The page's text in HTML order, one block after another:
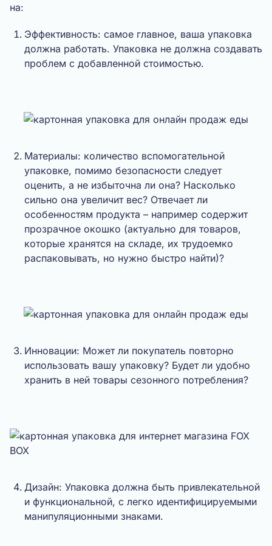
на:
Эффективность: самое главное, ваша упаковка
должна работать. Упаковка не должна создавать
проблем с добавленной стоимостью.
Материалы: количество вспомогательной
упаковке, помимо безопасности следует
оценить, а не избыточна ли она? Насколько
сильно она увеличит вес? Отвечает ли
особенностям продукта – например содержит
прозрачное окошко (актуально для товаров,
которые хранятся на складе, их трудоемко
распаковывать, но нужно быстро найти)?
Инновации: Может ли покупатель повторно
использовать вашу упаковку? Будет ли удобно
хранить в ней товары сезонного потребления?
Дизайн: Упаковка должна быть привлекательной
и функциональной, с легко идентифицируемыми
манипуляционными знаками.